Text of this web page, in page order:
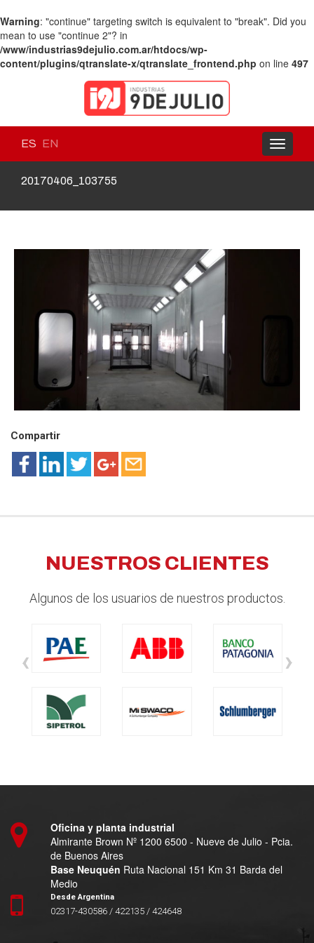
Warning: "continue" targeting switch is equivalent to "break". Did you
mean to use "continue 2"? in
/www/industrias9dejulio.com.ar/htdocs/wp-
content/plugins/qtranslate-x/qtranslate_frontend.php on line 497
ES EN
Toggle
20170406_103755
Compartir
NUESTROS CLIENTES
Algunos de los usuarios de nuestros productos.
‹ ›
Oficina y planta industrial
Almirante Brown Nº 1200 6500 - Nueve de Julio - Pcia.
de Buenos Aires
Base Neuquén Ruta Nacional 151 Km 31 Barda del
Medio
Desde Argentina
02317-430586 / 422135 / 424648